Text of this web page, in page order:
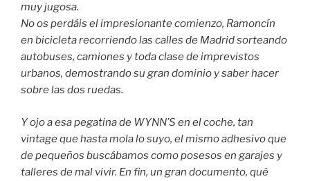
muy jugosa.
No os perdáis el impresionante comienzo, Ramoncín
en bicicleta recorriendo las calles de Madrid sorteando
autobuses, camiones y toda clase de imprevistos
urbanos, demostrando su gran dominio y saber hacer
sobre las dos ruedas.
Y ojo a esa pegatina de WYNN’S en el coche, tan
vintage que hasta mola lo suyo, el mismo adhesivo que
de pequeños buscábamos como posesos en garajes y
talleres de mal vivir. En fin, un gran documento, qué